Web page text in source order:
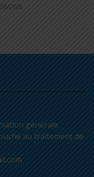
2026
générale.
au traitement de